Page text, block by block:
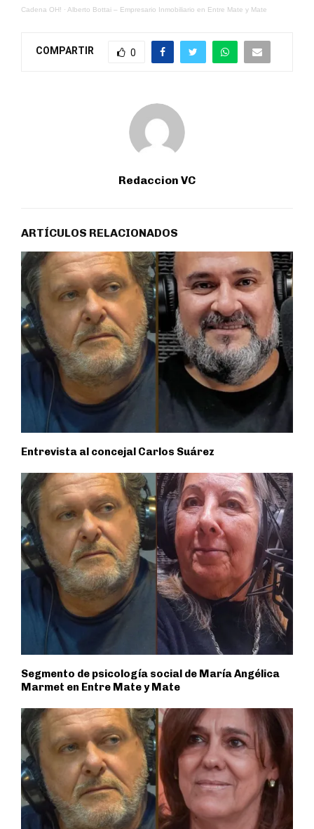
Cadena OH! · Alberto Bottai – Empresario Inmobiliario en Entre Mate y Mate
COMPARTIR 0
Redaccion VC
ARTÍCULOS RELACIONADOS
Entrevista al concejal Carlos Suárez
Segmento de psicología social de María Angélica
Marmet en Entre Mate y Mate